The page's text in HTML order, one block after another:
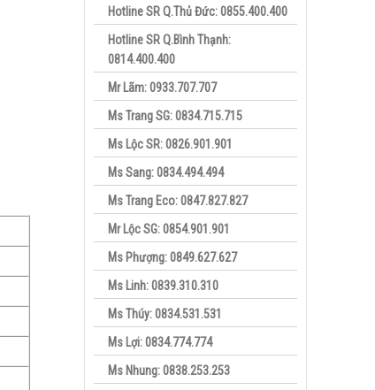
Hotline SR Q.Thủ Đức: 0855.400.400
Hotline SR Q.Bình Thạnh:
0814.400.400
Mr Lãm: 0933.707.707
Ms Trang SG: 0834.715.715
Ms Lộc SR: 0826.901.901
Ms Sang: 0834.494.494
Ms Trang Eco: 0847.827.827
Mr Lộc SG: 0854.901.901
Ms Phượng: 0849.627.627
Ms Linh: 0839.310.310
Ms Thúy: 0834.531.531
Ms Lợi: 0834.774.774
Ms Nhung: 0838.253.253